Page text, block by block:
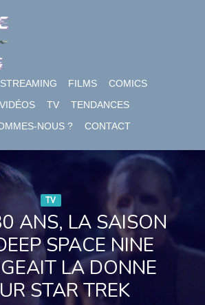
STREAMING FILMS
COMICS
TV
TENDANCES
NOUS ?
CONTACT
TV
ANS, LA SAISON
SPACE NINE
LA DONNE
STAR TREK